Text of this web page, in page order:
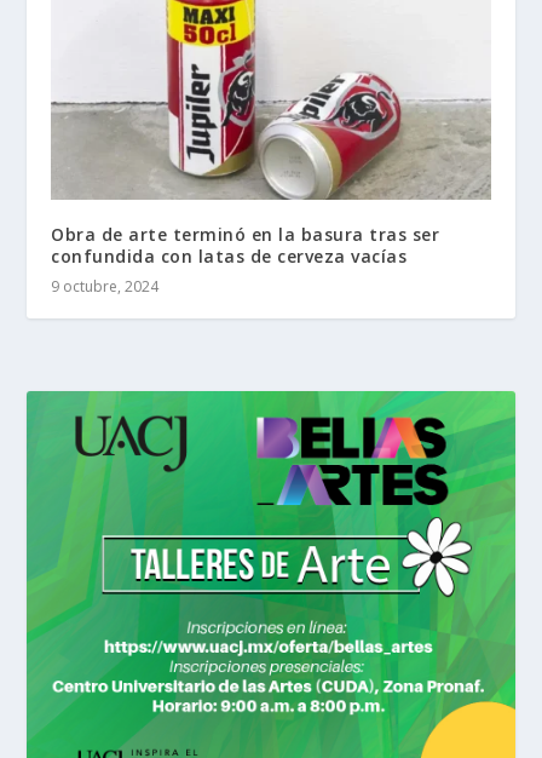
Obra de arte terminó en la basura tras ser
confundida con latas de cerveza vacías
9 octubre, 2024